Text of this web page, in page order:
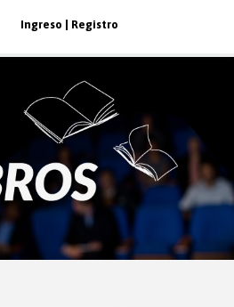
Ingreso | Registro